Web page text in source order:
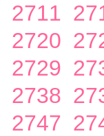
2711
2720
2729
2738
2747